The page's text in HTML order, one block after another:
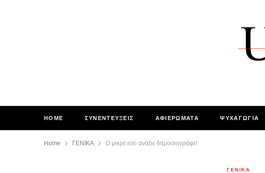
HOME ΣΥΝΕΝΤΕΥΞΕΙΣ ΑΦΙΕΡΩΜΑΤΑ ΨΥΧΑΓΩΓΙΑ
Home ΓΕΝΙΚΑ Ω μικρέ εσύ ανάξιε δημοσιογράφε!
ΓΕΝΙΚΑ